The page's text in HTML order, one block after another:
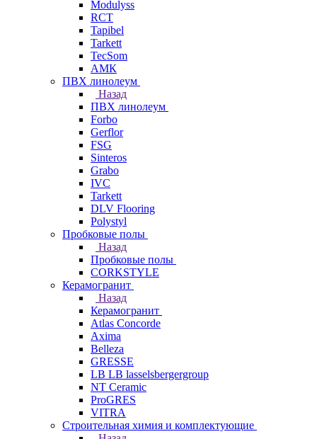
Modulyss
RCT
Tapibel
Tarkett
TecSom
АМК
ПВХ линолеум
Назад
ПВХ линолеум
Forbo
Gerflor
FSG
Sinteros
Grabo
IVC
Tarkett
DLV Flooring
Polystyl
Пробковые полы
Назад
Пробковые полы
CORKSTYLE
Керамогранит
Назад
Керамогранит
Atlas Concorde
Axima
Belleza
GRESSE
LB LB lasselsbergergroup
NT Ceramic
ProGRES
VITRA
Строительная химия и комплектующие